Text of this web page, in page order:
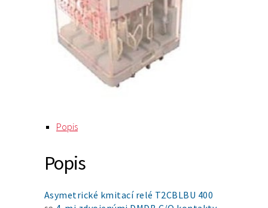
Popis
Popis
Asymetrické kmitací relé T2CBLBU 400